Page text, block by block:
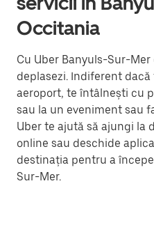
Occitania
Cu Uber Banyuls-Sur-
deplasezi. Indiferent
aeroport, te întâlnești cu
sau la un eveniment sau
Uber te ajută să ajungi la
online sau deschide
destinația pentru a
Sur-Mer.